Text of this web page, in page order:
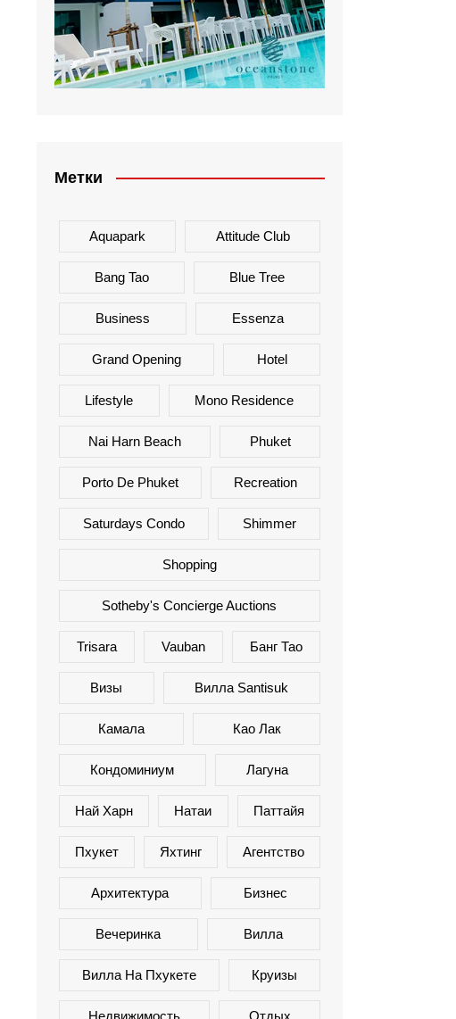
Метки
Aquapark Attitude Club
Bang Tao Blue Tree
Business Essenza
Grand Opening Hotel
Lifestyle Mono Residence
Nai Harn Beach Phuket
Porto De Phuket Recreation
Saturdays Condo Shimmer
Shopping
Sotheby's Concierge Auctions
Trisara Vauban Банг Тао
Визы Вилла Santisuk
Камала Као Лак
Кондоминиум Лагуна
Най Харн Натаи Паттайя
Пхукет Яхтинг Агентство
Архитектура Бизнес
Вечеринка Вилла
Вилла На Пхукете Круизы
Недвижимость Отдых